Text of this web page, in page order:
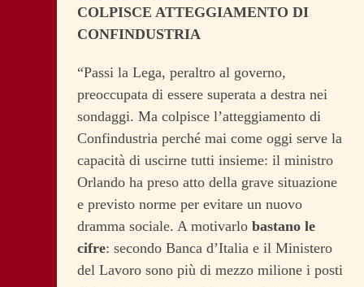
COLPISCE ATTEGGIAMENTO DI
CONFINDUSTRIA
“Passi la Lega, peraltro al governo,
preoccupata di essere superata a destra nei
sondaggi. Ma colpisce l’atteggiamento di
Confindustria perché mai come oggi serve la
capacità di uscirne tutti insieme: il ministro
Orlando ha preso atto della grave situazione
e previsto norme per evitare un nuovo
dramma sociale. A motivarlo bastano le
cifre: secondo Banca d’Italia e il Ministero
del Lavoro sono più di mezzo milione i posti